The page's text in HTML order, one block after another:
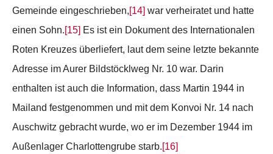
Gemeinde eingeschrieben,[14] war verheiratet und hatte
einen Sohn.[15] Es ist ein Dokument des Internationalen
Roten Kreuzes überliefert, laut dem seine letzte bekannte
Adresse im Aurer Bildstöcklweg Nr. 10 war. Darin
enthalten ist auch die Information, dass Martin 1944 in
Mailand festgenommen und mit dem Konvoi Nr. 14 nach
Auschwitz gebracht wurde, wo er im Dezember 1944 im
Außenlager Charlottengrube starb.[16]